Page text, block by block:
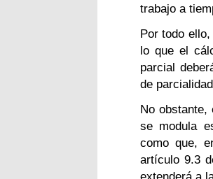
trabajo a
Por todo
lo que el
parcial
de
No obstante,
se modula
como que,
artículo 9.3
extenderá a